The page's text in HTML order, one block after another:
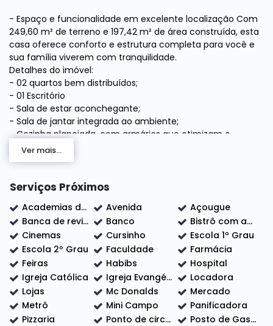
- Espaço e funcionalidade em excelente localização Com
249,60 m² de terreno e 197,42 m² de área construída, esta
casa oferece conforto e estrutura completa para você e
sua família viverem com tranquilidade.
Detalhes do imóvel:
- 02 quartos bem distribuídos;
- 01 Escritório
- Sala de estar aconchegante;
- Sala de jantar integrada ao ambiente;
- Cozinha planejada, com armários que otimizam o
espaço e facilitam o dia a dia;
- 01 banheiro social funcional e bem ventilado;
- Área de serviço coberta;
confraternização;
- Garagem coberta para até 3 veículos.
Agende sua visita e venha conhecer esta excelente opção
de casa térrea no CECAP.
Ver mais...
Serviços Próximos
Academias de ginástica Avenida
Açougue
Banca de revistas
Banco
Bistrô com adega
Cinemas
Cursinho
Escola 1º Grau
Escola 2º Grau
Faculdade
Farmácia
Feiras
Habibs
Hospital
Igreja Católica
Igreja Evangélica
Locadora
Lojas
Mc Donalds
Mercado
Metrô
Mini Campo
Panificadora
Pizzaria
Ponto de circular
Posto de Gasolina